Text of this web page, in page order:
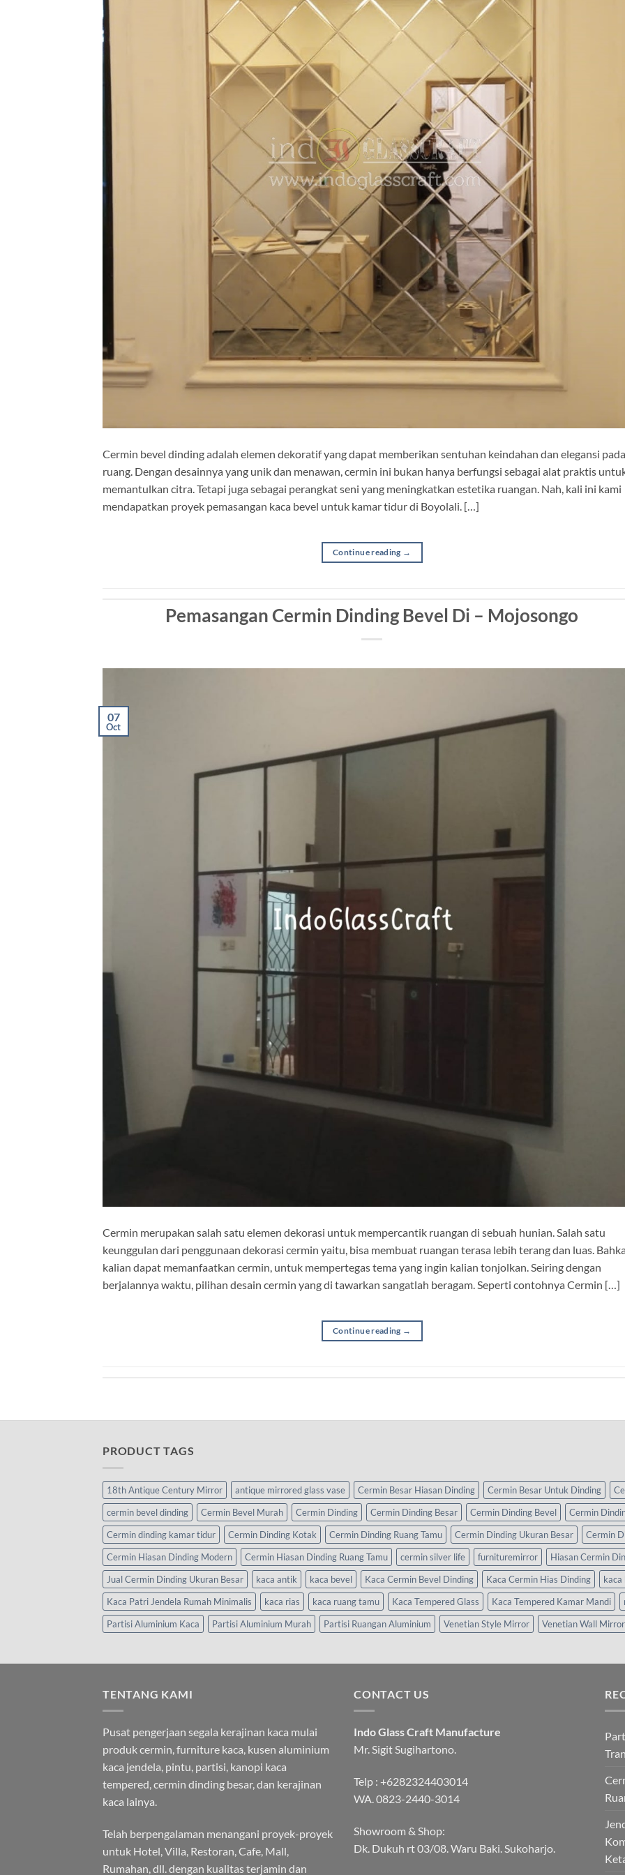
Cermin bevel dinding adalah elemen dekoratif yang dapat memberikan sentuhan keindahan dan elegansi pada
ruang. Dengan desainnya yang unik dan menawan, cermin ini bukan hanya berfungsi sebagai alat praktis
memantulkan citra. Tetapi juga sebagai perangkat seni yang meningkatkan estetika ruangan. Nah, kali ini kami
mendapatkan proyek pemasangan kaca bevel untuk kamar tidur di Boyolali. […]
Continue reading →
Pemasangan Cermin Dinding Bevel Di – Mojosongo
07
Oct
Cermin merupakan salah satu elemen dekorasi untuk mempercantik ruangan di sebuah hunian. Salah satu
keunggulan dari penggunaan dekorasi cermin yaitu, bisa membuat ruangan terasa lebih terang dan luas.
kalian dapat memanfaatkan cermin, untuk mempertegas tema yang ingin kalian tonjolkan. Seiring dengan
berjalannya waktu, pilihan desain cermin yang di tawarkan sangatlah beragam. Seperti contohnya Cermin […]
Continue reading →
PRODUCT TAGS
18th Antique Century Mirror antique mirrored glass vase Cermin Besar Hiasan Dinding Cermin Besar Untuk Dinding
cermin bevel dinding
Cermin Bevel Murah Cermin Dinding Cermin Dinding Besar Cermin Dinding Bevel
Cermin
Cermin dinding kamar tidur
Cermin Dinding Kotak Cermin Dinding Ruang Tamu Cermin Dinding Ukuran Besar
Cermin
Cermin Hiasan Dinding Modern
Cermin Hiasan Dinding Ruang Tamu cermin silver life furnituremirror
Hiasan Cermin
Jual Cermin Dinding Ukuran Besar
kaca antik kaca bevel Kaca Cermin Bevel Dinding Kaca Cermin Hias Dinding
kaca
Kaca Patri Jendela Rumah Minimalis
kaca rias kaca ruang tamu Kaca Tempered Glass Kaca Tempered Kamar Mandi
Partisi Aluminium Kaca
Partisi Aluminium Murah Partisi Ruangan Aluminium Venetian Style Mirror Venetian Wall Mirror
TENTANG KAMI
Pusat pengerjaan segala kerajinan kaca mulai
produk cermin, furniture kaca, kusen aluminium
kaca jendela, pintu, partisi, kanopi kaca
tempered, cermin dinding besar, dan kerajinan
kaca lainya.
Telah berpengalaman menangani proyek-proyek
untuk Hotel, Villa, Restoran, Cafe, Mall,
Rumahan, dll. dengan kualitas terjamin dan
CONTACT US
Indo Glass Craft Manufacture
Mr. Sigit Sugihartono.
Telp : +6282324403014
WA.0823-2440-3014
Showroom & Shop:
Dk. Dukuh rt 03/08. Waru Baki. Sukoharjo.